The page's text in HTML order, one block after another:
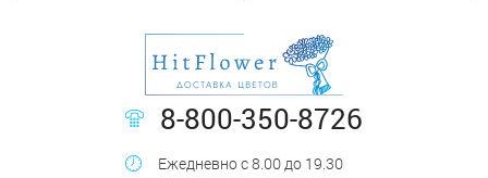
8-800-350-8726
Ежедневно с 8.00 до 19.30